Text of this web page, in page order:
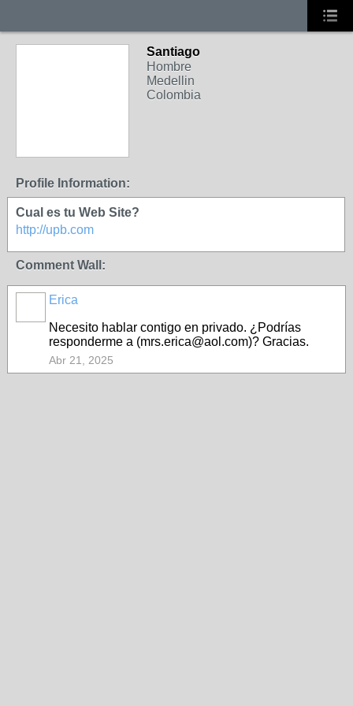
Santiago
Hombre
Medellin
Colombia
Profile Information:
Cual es tu Web Site?
http://upb.com
Comment Wall:
Erica
Necesito hablar contigo en privado. ¿Podrías
responderme a (mrs.erica@aol.com)? Gracias.
Abr 21, 2025